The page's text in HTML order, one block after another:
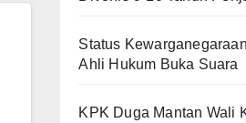
Status
Ahli Hukum Buka Suara
KPK Duga Mantan Wali